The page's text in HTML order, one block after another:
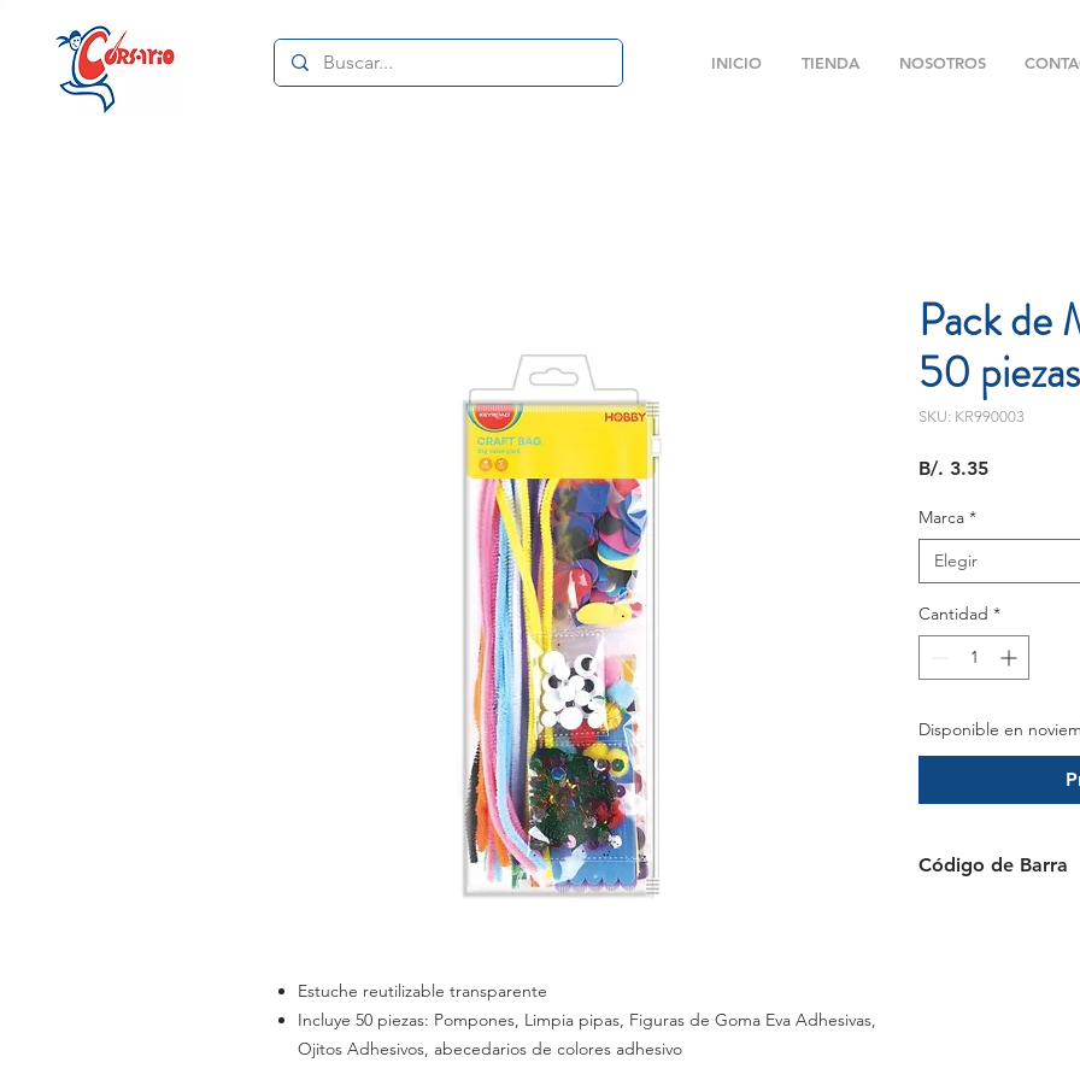
INICIO TIENDA NOSOTROS
Estuche reutilizable transparente
Incluye 50 piezas: Pompones, Limpia pipas, Figuras de Goma Eva Adhesivas,
Ojitos Adhesivos, abecedarios de colores adhesivo
Pack de
50 piezas
SKU: KR990003
B/. 3.35Precio
Marca *
Elegir
Cantidad *
Disponible en
Código de Barra